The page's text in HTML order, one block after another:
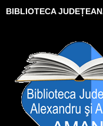
BIBLIOTECA